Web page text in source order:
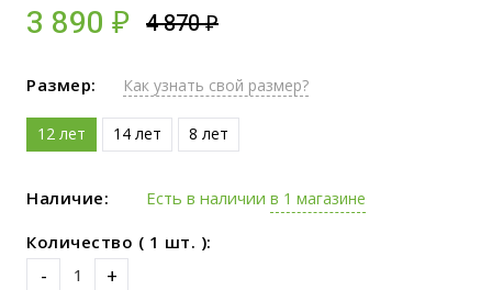
3 890 ₽ 4 870 ₽
Размер: Как узнать свой размер?
12 лет 14 лет 8 лет
Наличие: Есть в наличии в 1 магазине
Количество ( 1 шт. ):
- +